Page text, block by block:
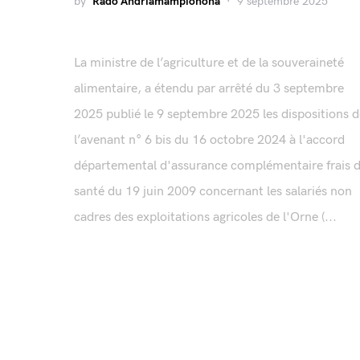
La ministre de l’agriculture et de la souveraineté
alimentaire, a étendu par arrêté du 3 septembre
2025 publié le 9 septembre 2025 les dispositions
l’avenant n° 6 bis du 16 octobre 2024 à l'accord
départemental d'assurance complémentaire frais
santé du 19 juin 2009 concernant les salariés non
cadres des exploitations agricoles de l'Orne (...